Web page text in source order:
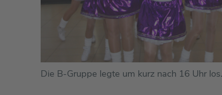
Die B-Gruppe legte um kurz nach 16 Uhr